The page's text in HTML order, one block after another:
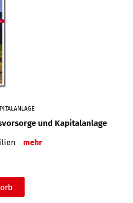
und Kapitalanlage
mehr